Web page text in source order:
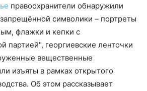
правоохранители обнаружили
символики – портреты
флажки и кепки с
партией", георгиевские ленточки
вещественные
изъяты в рамках открытого
Об этом рассказывает